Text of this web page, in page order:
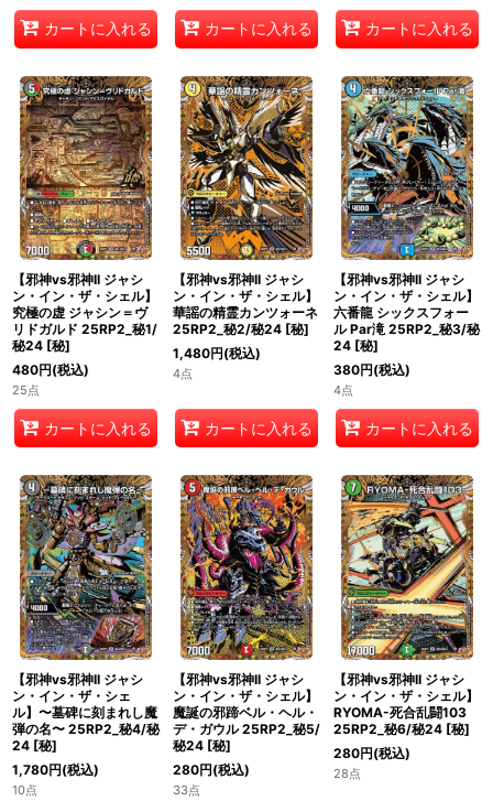
カートに入れる カートに入れる カートに入れる
【邪神vs邪神II ジャシ
ン・イン・ザ・シェル】
究極の虚 ジャシン＝ヴ
リドガルド 25RP2_秘1/
秘24 [秘]
480円(税込)
25点
カートに入れる
【邪神vs邪神II ジャシ
ン・イン・ザ・シェル】
華謡の精霊カンツォーネ
25RP2_秘2/秘24 [秘]
1,480円(税込)
4点
カートに入れる
【邪神vs邪神II ジャシ
ン・イン・ザ・シェル】
六番龍 シックスフォー
ル Par滝 25RP2_秘3/秘
24 [秘]
380円(税込)
4点
カートに入れる
【邪神vs邪神II ジャシ
ン・イン・ザ・シェ
ル】〜墓碑に刻まれし魔
弾の名〜 25RP2_秘4/秘
24 [秘]
1,780円(税込)
10点
【邪神vs邪神II ジャシ
ン・イン・ザ・シェル】
魔誕の邪蹄ベル・ヘル・
デ・ガウル 25RP2_秘5/
秘24 [秘]
280円(税込)
33点
【邪神vs邪神II ジャシ
ン・イン・ザ・シェル】
RYOMA-死合乱闘103
25RP2_秘6/秘24 [秘]
280円(税込)
28点